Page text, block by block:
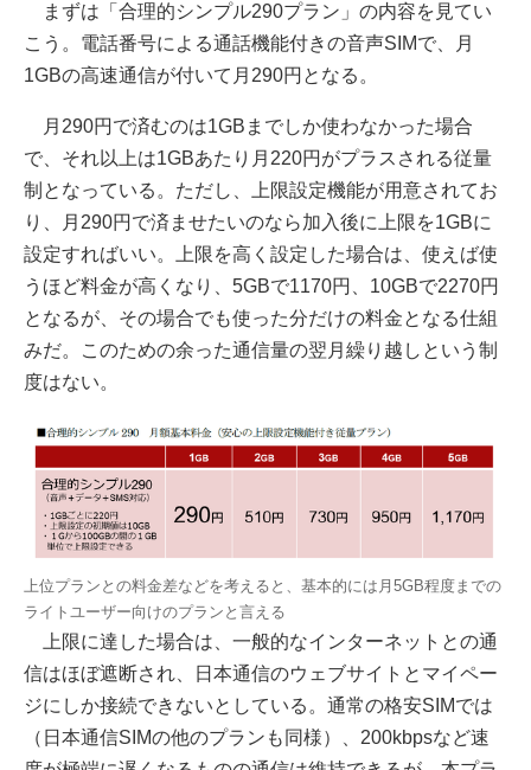
まずは「合理的シンプル290プラン」の内容を見てい
こう。電話番号による通話機能付きの音声SIMで、月
1GBの高速通信が付いて月290円となる。
月290円で済むのは1GBまでしか使わなかった場合
で、それ以上は1GBあたり月220円がプラスされる従量
制となっている。ただし、上限設定機能が用意されてお
り、月290円で済ませたいのなら加入後に上限を1GBに
設定すればいい。上限を高く設定した場合は、使えば使
うほど料金が高くなり、5GBで1170円、10GBで2270円
となるが、その場合でも使った分だけの料金となる仕組
みだ。このための余った通信量の翌月繰り越しという制
度はない。
上位プランとの料金差などを考えると、基本的には月5GB程度までの
ライトユーザー向けのプランと言える
上限に達した場合は、一般的なインターネットとの通
信はほぼ遮断され、日本通信のウェブサイトとマイペー
ジにしか接続できないとしている。通常の格安SIMでは
（日本通信SIMの他のプランも同様）、200kbpsなど速